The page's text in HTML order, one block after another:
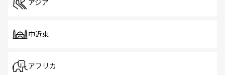
アジア
中近東
アフリカ